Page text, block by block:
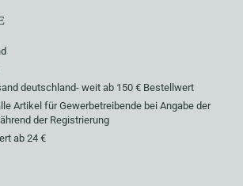
deutschland- weit ab 150 € Bestellwert
Artikel für Gewerbetreibende bei Angabe der
der Registrierung
ab 24 €